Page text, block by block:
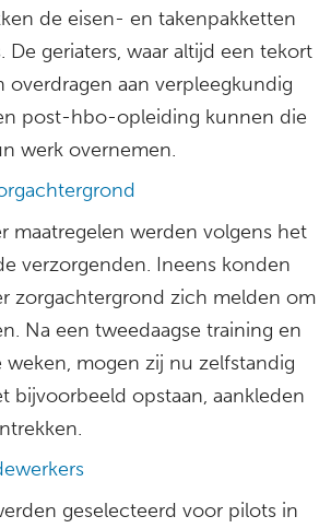
de eisen- en takenpakketten
De geriaters, waar altijd een tekort
overdragen aan verpleegkundig
post-hbo-opleiding kunnen die
werk overnemen.
maatregelen werden volgens het
verzorgenden. Ineens konden
zorgachtergrond zich melden om
Na een tweedaagse training en
weken, mogen zij nu zelfstandig
bijvoorbeeld opstaan, aankleden
geselecteerd voor pilots in